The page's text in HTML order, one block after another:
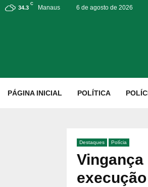
34.3
C
Manaus 6 de agosto de 2026
PÁGINA INICIAL POLÍTICA
Destaques Polícia